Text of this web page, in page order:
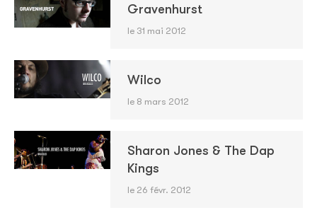
Gravenhurst
le 31 mai 2012
Wilco
le 8 mars 2012
Sharon Jones & The Dap
Kings
le 26 févr. 2012